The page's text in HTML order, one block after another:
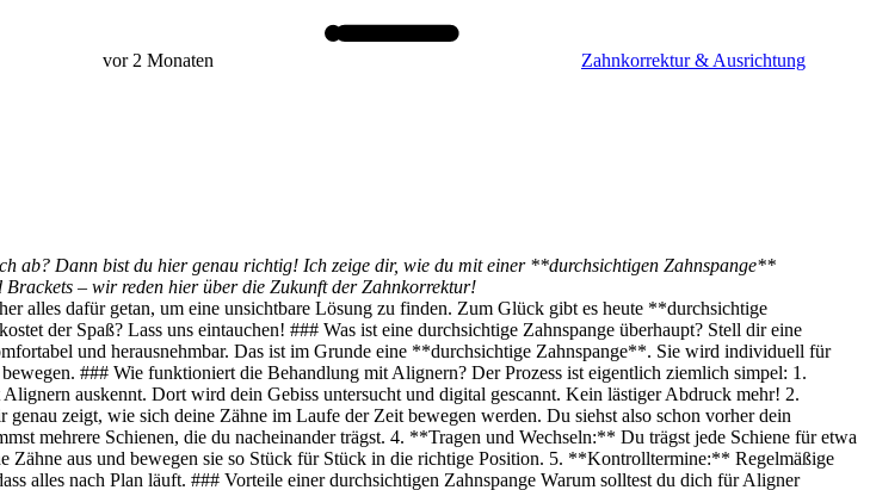
vor 2 Monaten Zahnkorrektur & Ausrichtung
ab? Dann bist du hier genau richtig! Ich zeige dir, wie du mit einer **durchsichtigen Zahnspange**
– wir reden hier über die Zukunft der Zahnkorrektur!
alles dafür getan, um eine unsichtbare Lösung zu finden. Zum Glück gibt es heute **durchsichtige
der Spaß? Lass uns eintauchen! ### Was ist eine durchsichtige Zahnspange überhaupt? Stell dir eine
und herausnehmbar. Das ist im Grunde eine **durchsichtige Zahnspange**. Sie wird individuell für
### Wie funktioniert die Behandlung mit Alignern? Der Prozess ist eigentlich ziemlich simpel: 1.
auskennt. Dort wird dein Gebiss untersucht und digital gescannt. Kein lästiger Abdruck mehr! 2.
zeigt, wie sich deine Zähne im Laufe der Zeit bewegen werden. Du siehst also schon vorher dein
mehrere Schienen, die du nacheinander trägst. 4. **Tragen und Wechseln:** Du trägst jede Schiene für etwa
aus und bewegen sie so Stück für Stück in die richtige Position. 5. **Kontrolltermine:** Regelmäßige
alles nach Plan läuft. ### Vorteile einer durchsichtigen Zahnspange Warum solltest du dich für Aligner